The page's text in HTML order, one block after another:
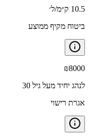
10.5 ק״מ/ל׳
ביטוח מקיף ממוצע
₪8000
לנהג יחיד מעל גיל 30
אגרת רישוי